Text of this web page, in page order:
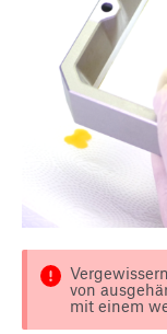
von
mit einem